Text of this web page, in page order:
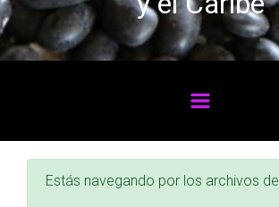
Estás navegando por los archivos de